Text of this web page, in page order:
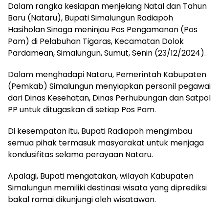
Dalam rangka kesiapan menjelang Natal dan Tahun
Baru (Nataru), Bupati Simalungun Radiapoh
Hasiholan Sinaga meninjau Pos Pengamanan (Pos
Pam) di Pelabuhan Tigaras, Kecamatan Dolok
Pardamean, Simalungun, Sumut, Senin (23/12/2024).
Dalam menghadapi Nataru, Pemerintah Kabupaten
(Pemkab) Simalungun menyiapkan personil pegawai
dari Dinas Kesehatan, Dinas Perhubungan dan Satpol
PP untuk ditugaskan di setiap Pos Pam.
Di kesempatan itu, Bupati Radiapoh mengimbau
semua pihak termasuk masyarakat untuk menjaga
kondusifitas selama perayaan Nataru.
Apalagi, Bupati mengatakan, wilayah Kabupaten
Simalungun memiliki destinasi wisata yang diprediksi
bakal ramai dikunjungi oleh wisatawan.